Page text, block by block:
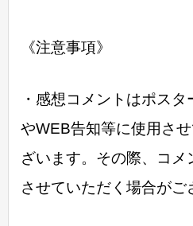
《注意事項》
・感想コメントはポス
やWEB告知等に使用さ
ざいます。その際、コ
させていただく場合がご